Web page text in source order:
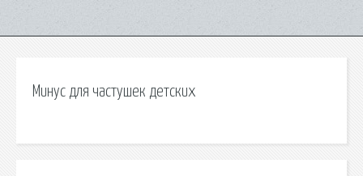
Минус для частушек детских